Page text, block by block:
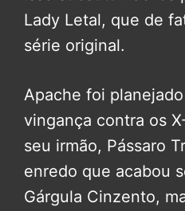
Lady Letal, que de
série original.
Apache foi
vingança contra os
seu irmão, Pássaro
enredo que acabou
Gárgula Cinzento,